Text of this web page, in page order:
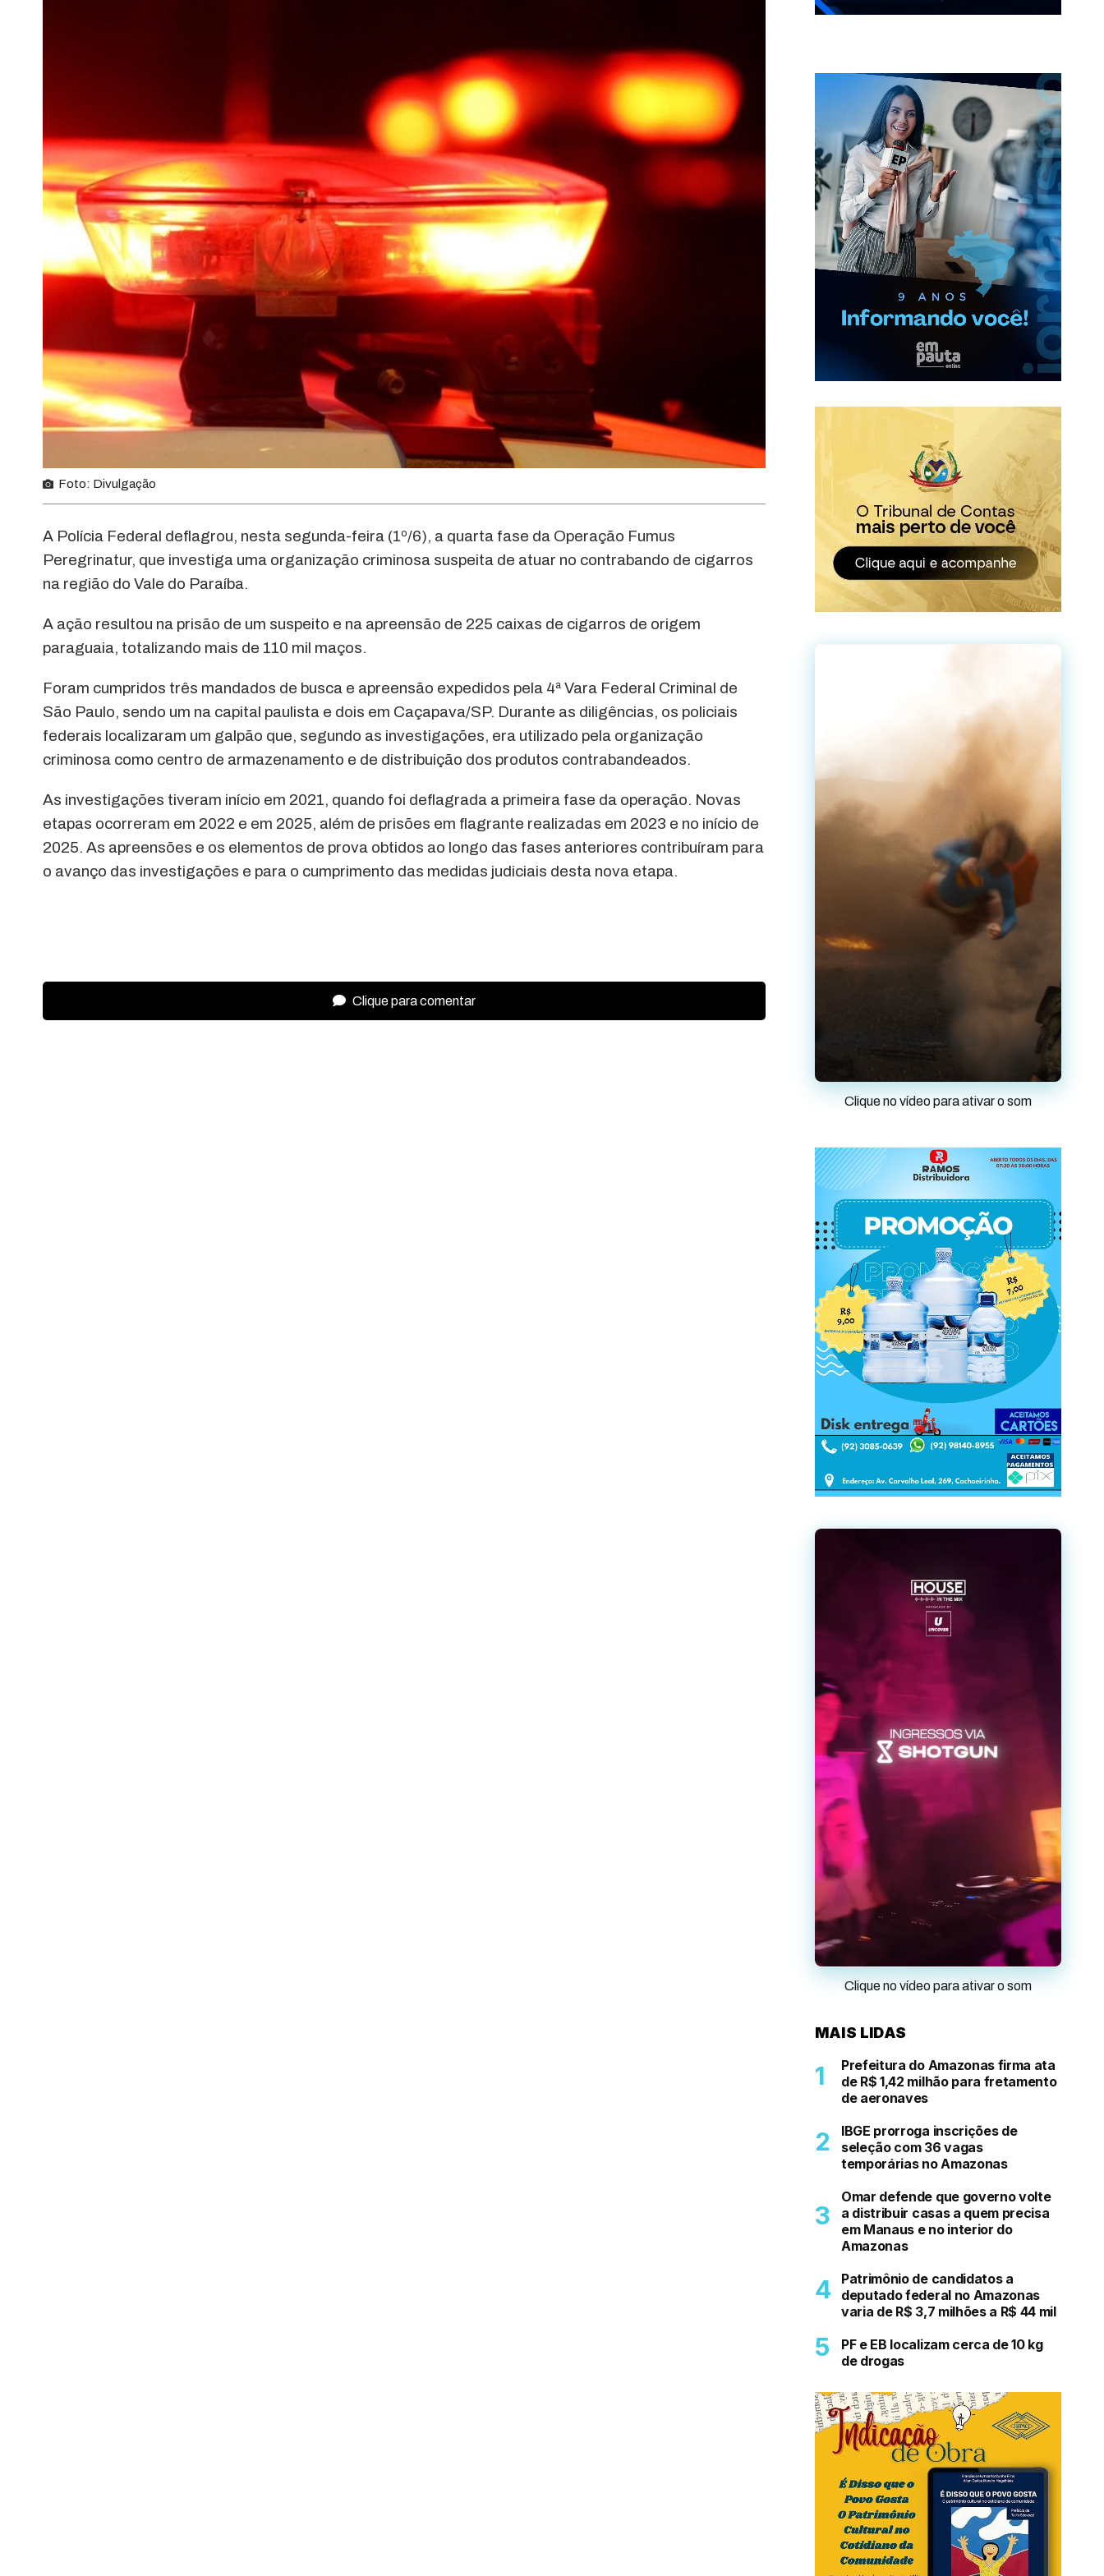
Foto: Divulgação
A Polícia Federal deflagrou, nesta segunda-feira (1º/6), a quarta fase da Operação Fumus
Peregrinatur, que investiga uma organização criminosa suspeita de atuar no contrabando de cigarros
na região do Vale do Paraíba.
A ação resultou na prisão de um suspeito e na apreensão de 225 caixas de cigarros de origem
paraguaia, totalizando mais de 110 mil maços.
Foram cumpridos três mandados de busca e apreensão expedidos pela 4ª Vara Federal Criminal de
São Paulo, sendo um na capital paulista e dois em Caçapava/SP. Durante as diligências, os policiais
federais localizaram um galpão que, segundo as investigações, era utilizado pela organização
criminosa como centro de armazenamento e de distribuição dos produtos contrabandeados.
As investigações tiveram início em 2021, quando foi deflagrada a primeira fase da operação. Novas
etapas ocorreram em 2022 e em 2025, além de prisões em flagrante realizadas em 2023 e no início de
2025. As apreensões e os elementos de prova obtidos ao longo das fases anteriores contribuíram para
o avanço das investigações e para o cumprimento das medidas judiciais desta nova etapa.
Clique para comentar
Clique no vídeo para ativar o som
Clique no vídeo para ativar o som
MAIS LIDAS
Prefeitura do Amazonas firma ata
de R$ 1,42 milhão para fretamento
de aeronaves
IBGE prorroga inscrições de
seleção com 36 vagas
temporárias no Amazonas
Omar defende que governo volte
a distribuir casas a quem precisa
em Manaus e no interior do
Amazonas
Patrimônio de candidatos a
deputado federal no Amazonas
varia de R$ 3,7 milhões a R$ 44 mil
PF e EB localizam cerca de 10 kg
de drogas